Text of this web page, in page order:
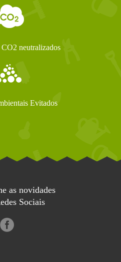
CO2 neutralizados
Evitados
as novidades
Sociais